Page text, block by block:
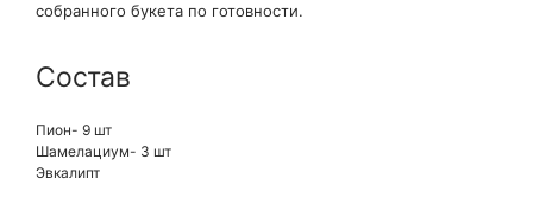
собранного букета по готовности.
Состав
Пион- 9 шт
Шамелациум- 3 шт
Эвкалипт